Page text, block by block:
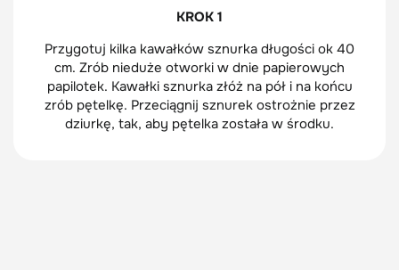
KROK 1
Przygotuj kilka kawałków sznurka długości ok 40
cm. Zrób nieduże otworki w dnie papierowych
papilotek. Kawałki sznurka złóż na pół i na końcu
zrób pętelkę. Przeciągnij sznurek ostrożnie przez
dziurkę, tak, aby pętelka została w środku.